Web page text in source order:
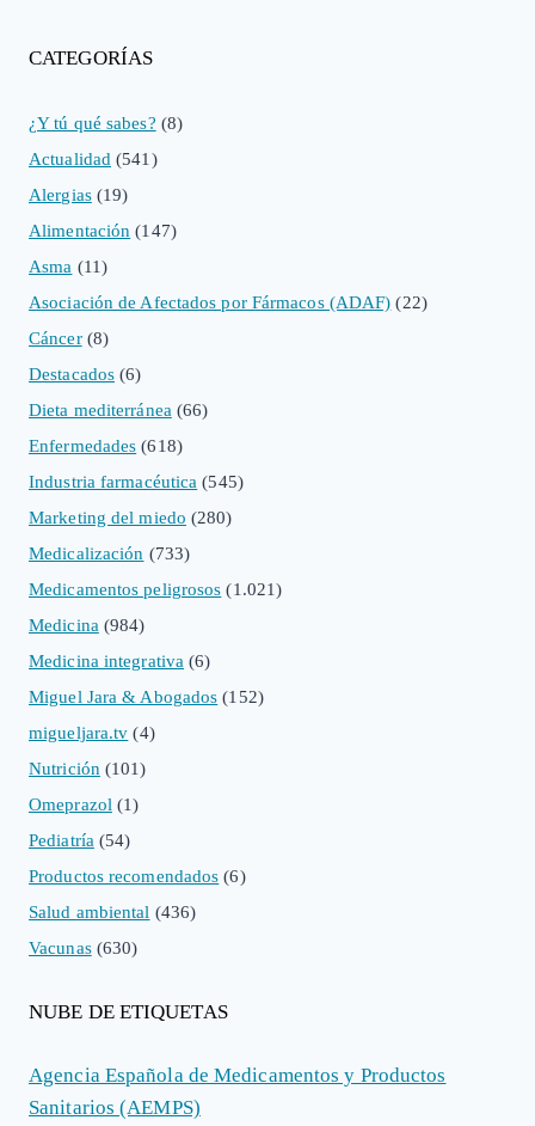
CATEGORÍAS
¿Y tú qué sabes? (8)
Actualidad (541)
Alergias(19)
Alimentación (147)
Asma (11)
Asociación de Afectados por Fármacos (ADAF) (22)
Cáncer(8)
Destacados (6)
Dieta mediterránea (66)
Enfermedades (618)
Industria farmacéutica (545)
Marketing del miedo (280)
Medicalización (733)
Medicamentos peligrosos (1.021)
Medicina (984)
Medicina integrativa (6)
Miguel Jara & Abogados (152)
migueljara.tv (4)
Nutrición (101)
Omeprazol (1)
Pediatría (54)
Productos recomendados (6)
Salud ambiental (436)
Vacunas(630)
NUBE DE ETIQUETAS
Agencia Española de Medicamentos y Productos
Sanitarios (AEMPS)